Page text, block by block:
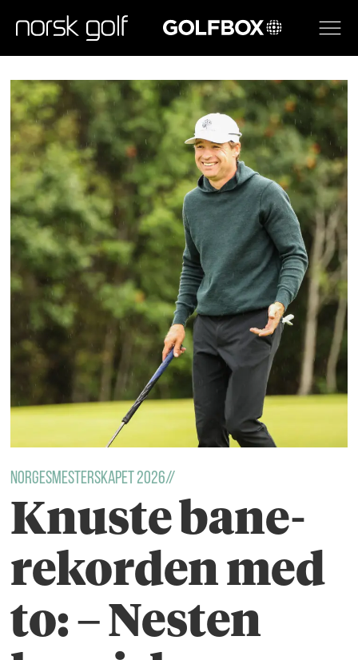
GOLFBOX
Norsk
golf
forsiden
Norgesmesterskapet 2026//
Knuste bane-
rekorden med
to: – Nesten